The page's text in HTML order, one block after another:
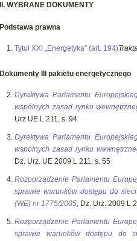
II. WYBRANE DOKUMENTY
Podstawa prawna
Tytuł XXI „Energetyka" (art. 194)
Dokumenty III pakietu energetycznego
Dyrektywa Parlamentu
wspólnych zasad rynku
Urz UE L 211, s. 94
Dyrektywa Parlamentu
wspólnych zasad rynku
Dz. Urz. UE 2009 L 211, s. 55
Rozporządzenie Parlamentu
sprawie warunków dostępu do
(WE) nr 1775/2005, Dz. Urz. 2009 L
Rozporządzenie Parlamentu
sprawie warunków dostępu do